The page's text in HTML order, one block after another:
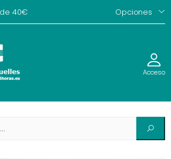
40€ Opciones
Acceso